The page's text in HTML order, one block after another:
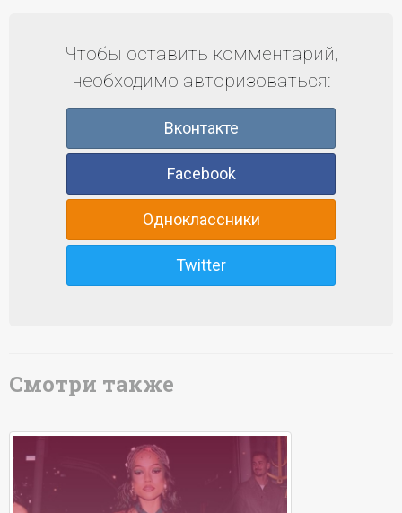
Чтобы оставить комментарий,
необходимо авторизоваться:
Вконтакте
Facebook
Одноклассники
Twitter
Смотри также